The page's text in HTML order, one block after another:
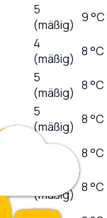
5
(mäßig) 9 °C
4
(mäßig) 8 °C
5
(mäßig) 8 °C
5
(mäßig) 8 °C
8 °C
(mäßig) 8 °C
2